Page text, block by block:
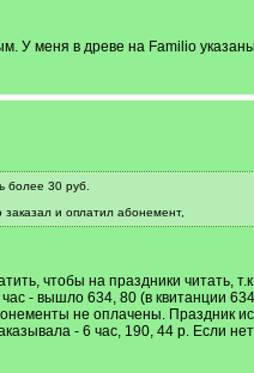
У меня в древе на Familio
более 30 руб.
и оплатил абонемент,
чтобы на праздники читать,
- вышло 634, 80 (в квитанции
не оплачены. Праздник
- 6 час, 190, 44 р. Если